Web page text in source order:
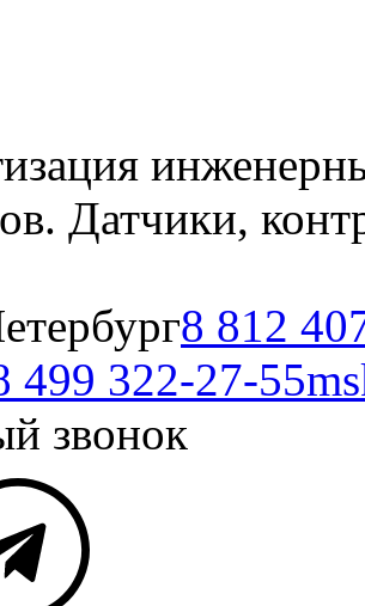
Датчики,
8 812
499 322-27-55
звонок